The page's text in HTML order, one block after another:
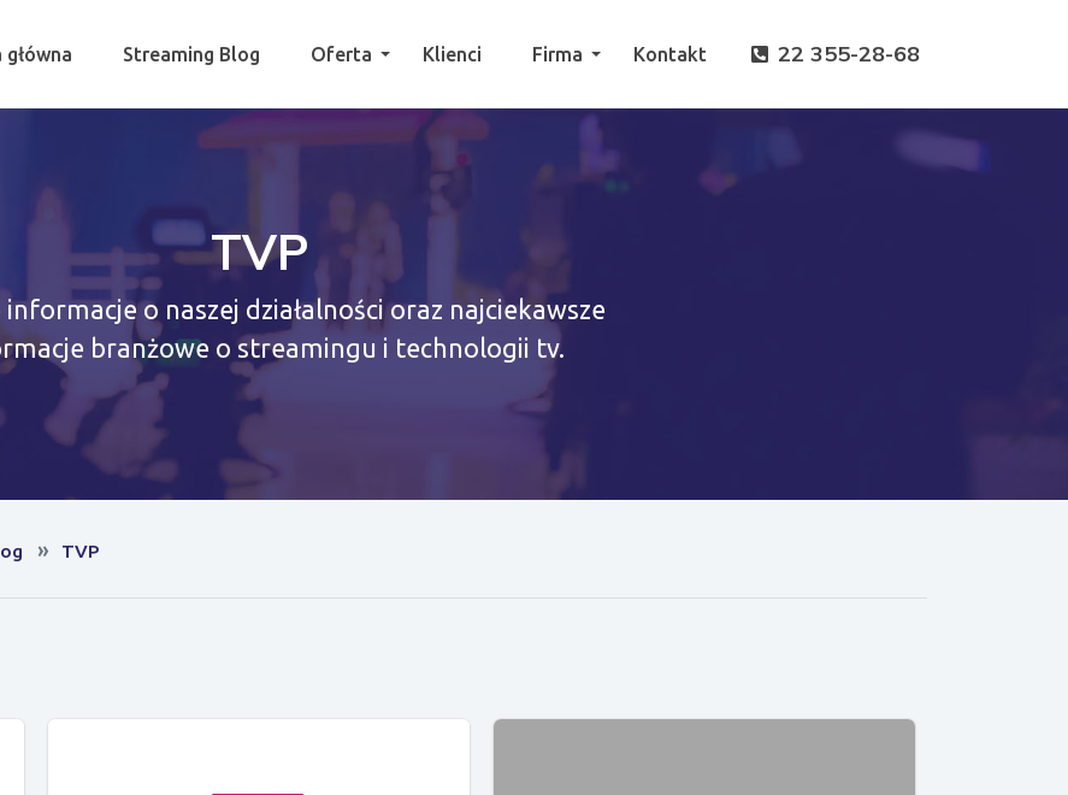
Streaming Blog Oferta Klienci Firma Kontakt 22 355-28-68
TVP
informacje o naszej działalności oraz najciekawsze
branżowe o streamingu i technologii tv.
TVP